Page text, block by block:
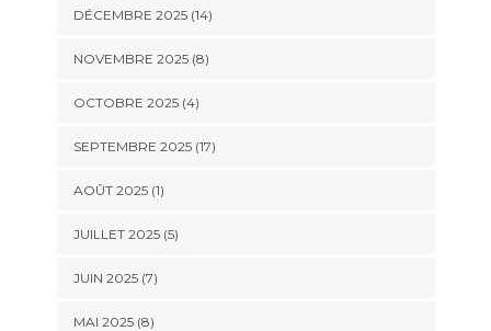
DÉCEMBRE 2025 (14)
NOVEMBRE 2025 (8)
OCTOBRE 2025 (4)
SEPTEMBRE 2025 (17)
AOÛT 2025 (1)
JUILLET 2025 (5)
JUIN 2025 (7)
MAI 2025 (8)